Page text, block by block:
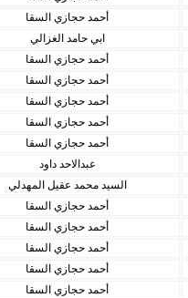
أحمد حجازي السقا
ابي حامد الغزالي
أحمد حجازي السقا
أحمد حجازي السقا
أحمد حجازي السقا
أحمد حجازي السقا
أحمد حجازي السقا
عبدالاحد داود
السيد محمد عقيل المهدلي
أحمد حجازي السقا
أحمد حجازي السقا
أحمد حجازي السقا
أحمد حجازي السقا
أحمد حجازي السقا